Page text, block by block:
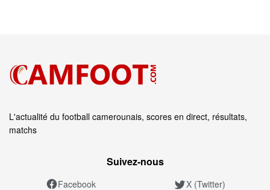
L'actualité du football camerounais, scores en direct, résultats,
matchs
Suivez‑nous
Facebook X (Twitter)